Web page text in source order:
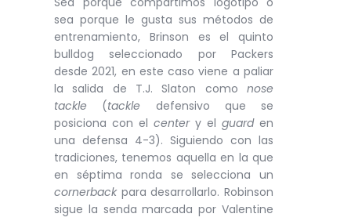
sea porque le gusta sus métodos de
entrenamiento, Brinson es el quinto
bulldog seleccionado por Packers
desde 2021, en este caso viene a paliar
la salida de T.J. Slaton como nose
tackle (tackle defensivo que se
posiciona con el center y el guard en
una defensa 4-3). Siguiendo con las
tradiciones, tenemos aquella en la que
en séptima ronda se selecciona un
cornerback para desarrollarlo. Robinson
sigue la senda marcada por Valentine